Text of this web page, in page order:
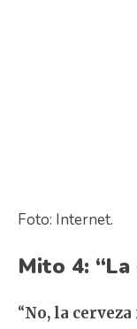
Foto: Internet.
Mito 4: “La
“No, la cerveza